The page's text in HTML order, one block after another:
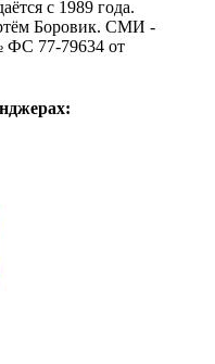
с 1989 года.
Боровик. CМИ -
ФС 77-79634 от